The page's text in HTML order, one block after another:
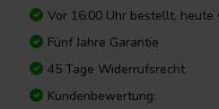
Vor 16:00 Uhr bestellt, heute
Fünf Jahre Garantie
45 Tage Widerrufsrecht
Kundenbewertung: